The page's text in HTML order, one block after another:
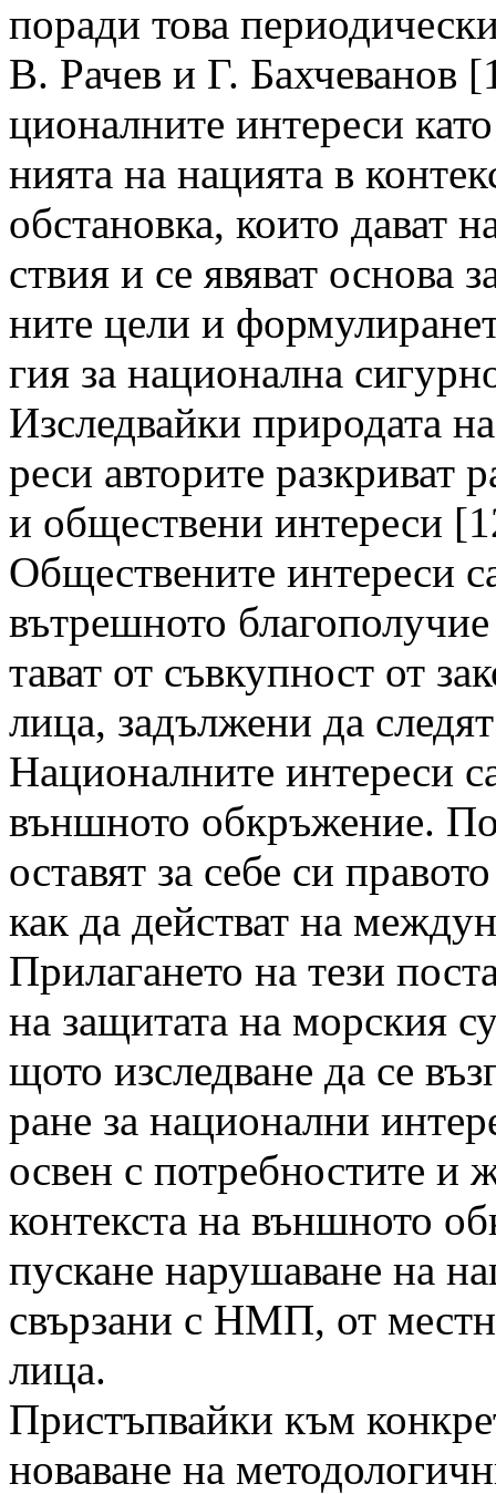
поради това
В. Рачев и Г. Бахчеванов
ционалните интереси
нията на нацията в
обстановка, които дават
ствия и се явяват основа
ните цели и
гия за национална
Изследвайки природата
реси авторите разкриват
и обществени интереси
Обществените интереси
вътрешното
тават от съвкупност от
лица, задължени да
Националните интереси
външното обкръжение.
оставят за себе си
как да действат на
Прилагането на тези
на защитата на морския
щото изследване да се
ране за национални
освен с потребностите и
контекста на външното
пускане нарушаване на
свързани с НМП, от
лица.
Пристъпвайки към
новаване на